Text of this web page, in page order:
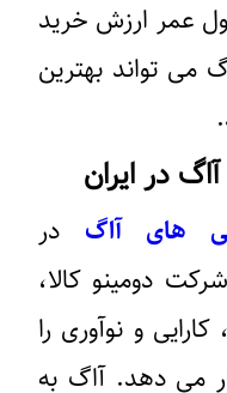
عمر ارزش خرید
می ‌تواند بهترین
در ایران
های آاگ در
دومینو کالا،
و نوآوری را
می ‌دهد. آاگ به‌